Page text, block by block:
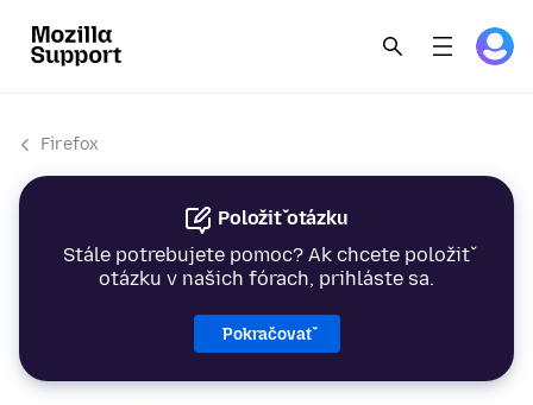
Firefox
Položiť otázku
Stále potrebujete pomoc? Ak chcete položiť
otázku v našich fórach, prihláste sa.
Pokračovať